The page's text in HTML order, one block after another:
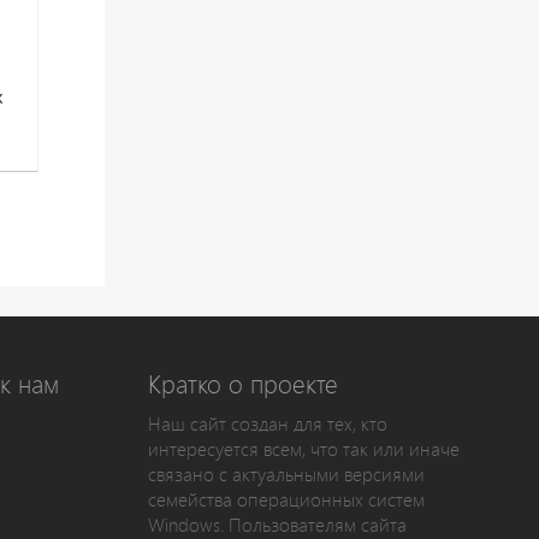
нам Кратко о проекте
Наш сайт создан для тех, кто
интересуется всем, что так или иначе
связано с актуальными версиями
семейства операционных систем
Windows. Пользователям сайта